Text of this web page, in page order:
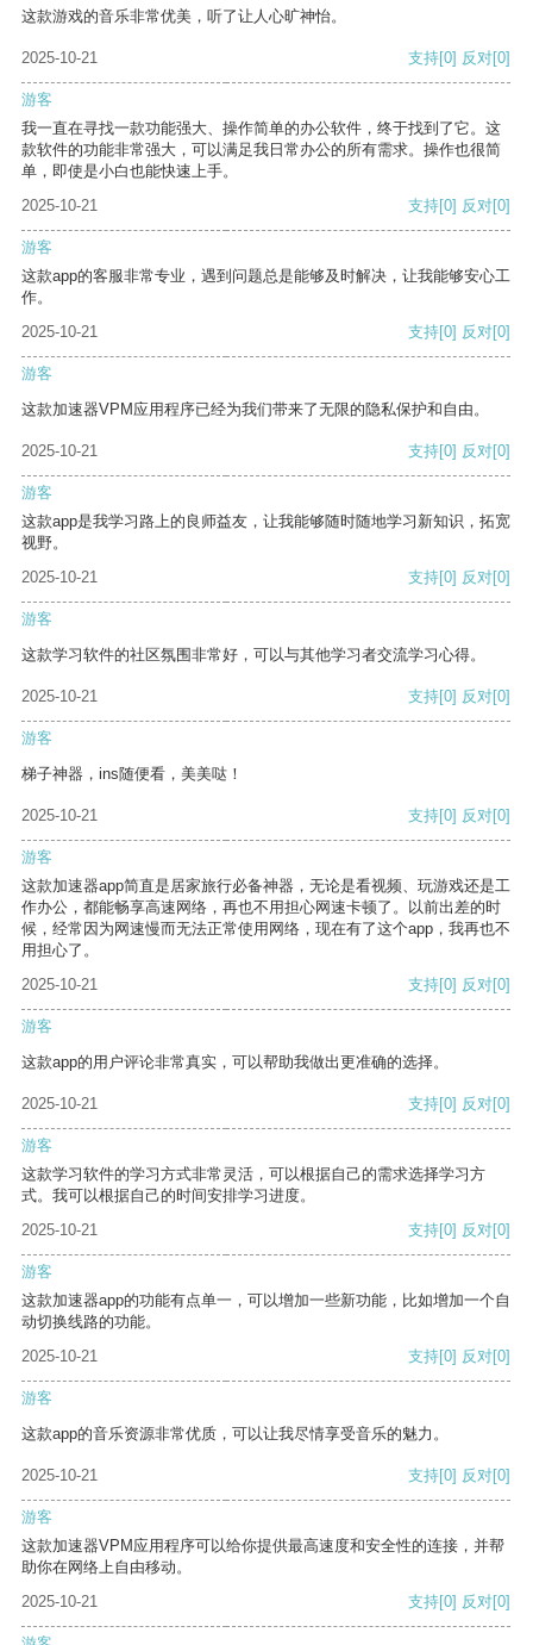
这款游戏的音乐非常优美，听了让人心旷神怡。
2025-10-21 支持[0] 反对[0]
游客
我一直在寻找一款功能强大、操作简单的办公软件，终于找到了它。这
款软件的功能非常强大，可以满足我日常办公的所有需求。操作也很简
单，即使是小白也能快速上手。
2025-10-21
支持[0] 反对[0]
游客
这款app的客服非常专业，遇到问题总是能够及时解决，让我能够安心工
作。
2025-10-21
支持[0] 反对[0]
游客
这款加速器VPM应用程序已经为我们带来了无限的隐私保护和自由。
2025-10-21 支持[0] 反对[0]
游客
这款app是我学习路上的良师益友，让我能够随时随地学习新知识，拓宽
视野。
2025-10-21
支持[0] 反对[0]
游客
这款学习软件的社区氛围非常好，可以与其他学习者交流学习心得。
2025-10-21 支持[0] 反对[0]
游客
梯子神器，ins随便看，美美哒！
2025-10-21 支持[0] 反对[0]
游客
这款加速器app简直是居家旅行必备神器，无论是看视频、玩游戏还是工
作办公，都能畅享高速网络，再也不用担心网速卡顿了。以前出差的时
候，经常因为网速慢而无法正常使用网络，现在有了这个app，我再也不
用担心了。
2025-10-21
支持[0] 反对[0]
游客
这款app的用户评论非常真实，可以帮助我做出更准确的选择。
2025-10-21 支持[0] 反对[0]
游客
这款学习软件的学习方式非常灵活，可以根据自己的需求选择学习方
式。我可以根据自己的时间安排学习进度。
2025-10-21
支持[0] 反对[0]
游客
这款加速器app的功能有点单一，可以增加一些新功能，比如增加一个自
动切换线路的功能。
2025-10-21
支持[0] 反对[0]
游客
这款app的音乐资源非常优质，可以让我尽情享受音乐的魅力。
2025-10-21 支持[0] 反对[0]
游客
这款加速器VPM应用程序可以给你提供最高速度和安全性的连接，并帮
助你在网络上自由移动。
2025-10-21
支持[0] 反对[0]